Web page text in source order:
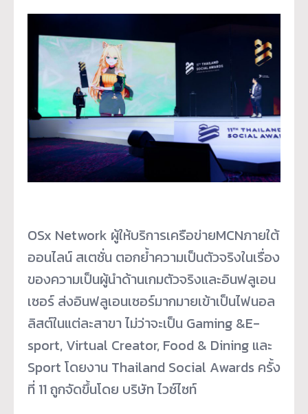
OSx Network ผู้ให้บริการเครือข่ายMCNภายใต้
ออนไลน์ สเตชั่น ตอกย้ำความเป็นตัวจริงในเรื่อง
ของความเป็นผู้นำด้านเกมตัวจริงและอินฟลูเอน
เซอร์ ส่งอินฟลูเอนเซอร์มากมายเข้าเป็นไฟนอล
ลิสต์ในแต่ละสาขา ไม่ว่าจะเป็น Gaming &E-
sport, Virtual Creator, Food & Dining และ
Sport โดยงาน Thailand Social Awards ครั้ง
ที่ 11 ถูกจัดขึ้นโดย บริษัท ไวซ์ไซท์